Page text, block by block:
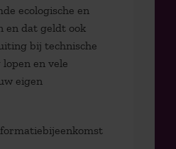
ecologische en
en dat geldt ook
bij technische
en vele
eigen